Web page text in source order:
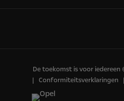
De toekomst is voor iedereen
Conformiteitsverklaringen